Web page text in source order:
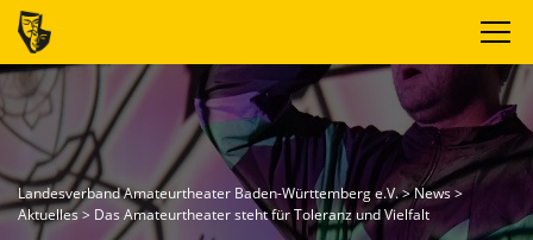
Landesverband Amateurtheater Baden-Württemberg e.V.>News>
Aktuelles> Das Amateurtheater steht für Toleranz und Vielfalt